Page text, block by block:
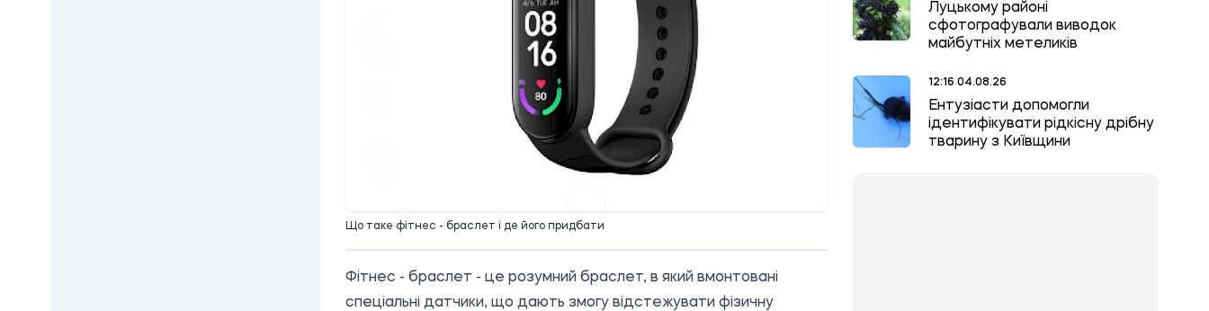
Що таке фітнес - браслет і де його придбати
Фітнес - браслет - це розумний браслет, в який вмонтовані
спеціальні датчики, що дають змогу відстежувати фізичну
Луцькому районі
сфотографували виводок
майбутніх метеликів
12:16 04.08.26
Ентузіасти допомогли
ідентифікувати рідкісну дрібну
тварину з Київщини